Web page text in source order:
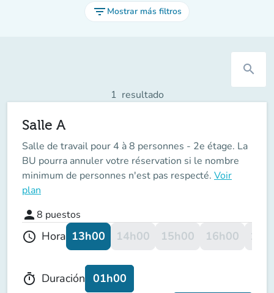
filter_list Mostrar más filtros
search
1 resultado
Salle A
Salle de travail pour 4 à 8 personnes - 2e étage. La
BU pourra annuler votre réservation si le nombre
minimum de personnes n'est pas respecté. Voir
plan
person8 puestos
schedule Hora 13h00 14h00 15h00 16h00
timer Duración 01h00